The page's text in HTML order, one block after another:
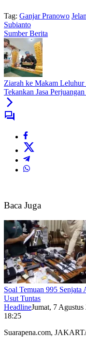
Tag: Ganjar Pranowo
Subianto
Sumber Berita
Ziarah ke Makam
Tekankan Jasa
Baca Juga
Soal Temuan 995
Usut Tuntas
HeadlineJumat, 7
18:25
Suarapena.com,